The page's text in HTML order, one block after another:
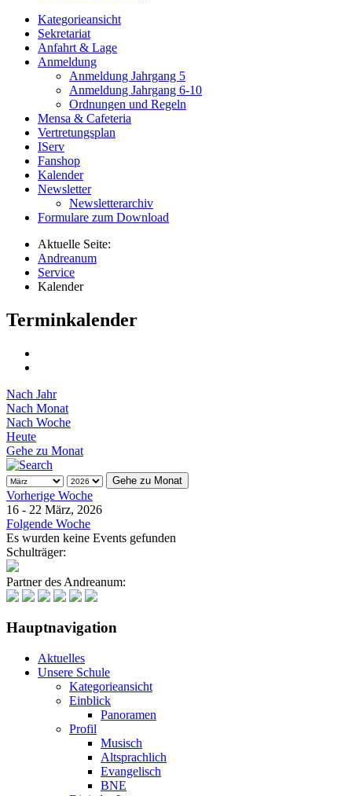
Kategorieansicht
Sekretariat
Anfahrt & Lage
Anmeldung
Anmeldung Jahrgang 5
Anmeldung Jahrgang 6-10
Ordnungen und Regeln
Mensa & Cafeteria
Vertretungsplan
IServ
Fanshop
Kalender
Newsletter
Newsletterarchiv
Formulare zum Download
Aktuelle Seite:
Andreanum
Service
Kalender
Terminkalender
Nach Jahr
Nach Monat
Nach Woche
Heute
Gehe zu Monat
Gehe zu Monat
Vorherige Woche
16 - 22 März, 2026
Folgende Woche
Es wurden keine Events gefunden
Schulträger:
Partner des Andreanum:
Hauptnavigation
Aktuelles
Unsere Schule
Kategorieansicht
Einblick
Panoramen
Profil
Musisch
Altsprachlich
Evangelisch
BNE